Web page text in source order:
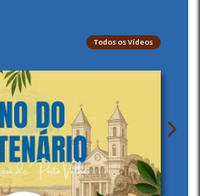
Todos os Vídeos